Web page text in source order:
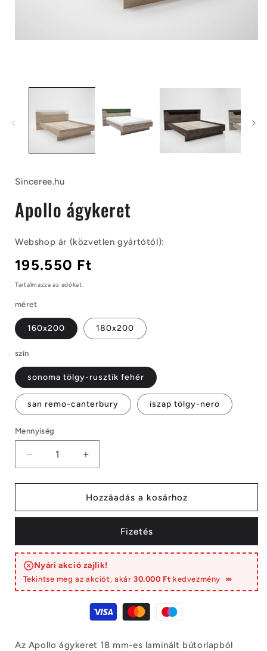
modális
párbeszédpanelen
Sinceree.hu
Apollo ágykeret
Webshop ár (közvetlen gyártótól):
Normál
195.550 Ft
Tartalmazza az adókat.
méret
160x200 180x200
szín
sonoma tölgy-rusztik fehér
san remo-canterbury iszap tölgy-nero
Mennyiség
Mennyiség
ágykeret
mennyiségének
csökkentése
ágykeret
mennyiségének
növelése
Hozzáadás a kosárhoz
Fizetés
Nyári akció zajlik!
Tekintse meg az akciót, akár 30.000 Ft kedvezmény ›››
Az Apollo ágykeret 18 mm-es laminált bútorlapból